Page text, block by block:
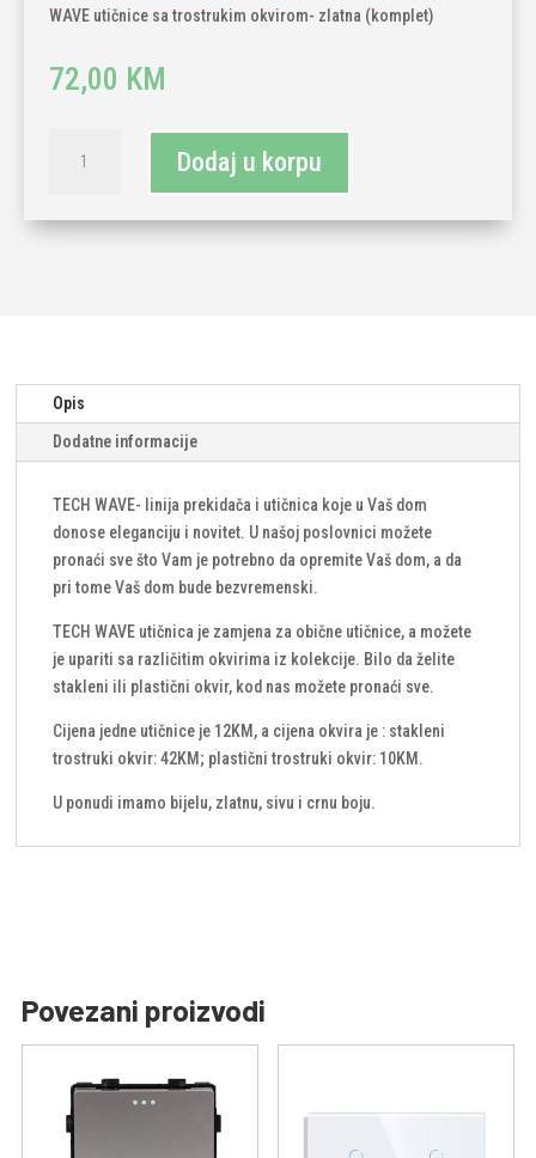
WAVE utičnice sa trostrukim okvirom- zlatna (komplet)
72,00 KM
WAVE
sa
Dodaj u korpu
Opis
Dodatne informacije
TECH WAVE- linija prekidača i utičnica koje u Vaš dom
donose eleganciju i novitet. U našoj poslovnici možete
pronaći sve što Vam je potrebno da opremite Vaš dom, a da
pri tome Vaš dom bude bezvremenski.
TECH WAVE utičnica je zamjena za obične utičnice, a možete
je upariti sa različitim okvirima iz kolekcije. Bilo da želite
stakleni ili plastični okvir, kod nas možete pronaći sve.
Cijena jedne utičnice je 12KM, a cijena okvira je : stakleni
trostruki okvir: 42KM; plastični trostruki okvir: 10KM.
U ponudi imamo bijelu, zlatnu, sivu i crnu boju.
Povezani proizvodi